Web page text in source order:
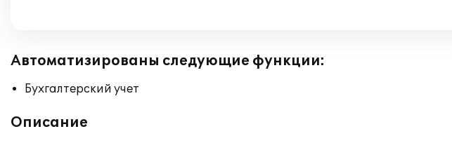
Автоматизированы следующие функции:
Бухгалтерский учет
Описание